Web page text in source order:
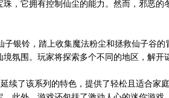
珠，它拥有控制仙尘的能力。然而，邪恶
银铃，踏上收集魔法粉尘和拯救仙子谷的
氛围。玩家将探索多个不同的地区，解开
续了该系列的特色，提供了轻松且适合家